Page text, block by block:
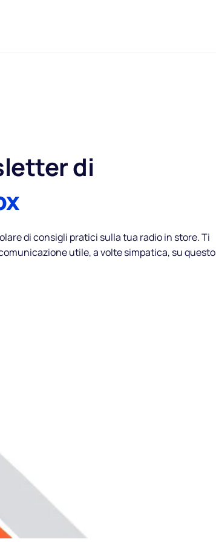
di
di consigli pratici sulla tua radio in store. Ti
utile, a volte simpatica, su questo